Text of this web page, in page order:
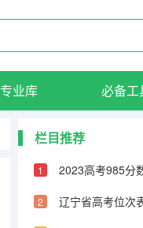
专业库 必备工
栏目推荐
2023高考985分